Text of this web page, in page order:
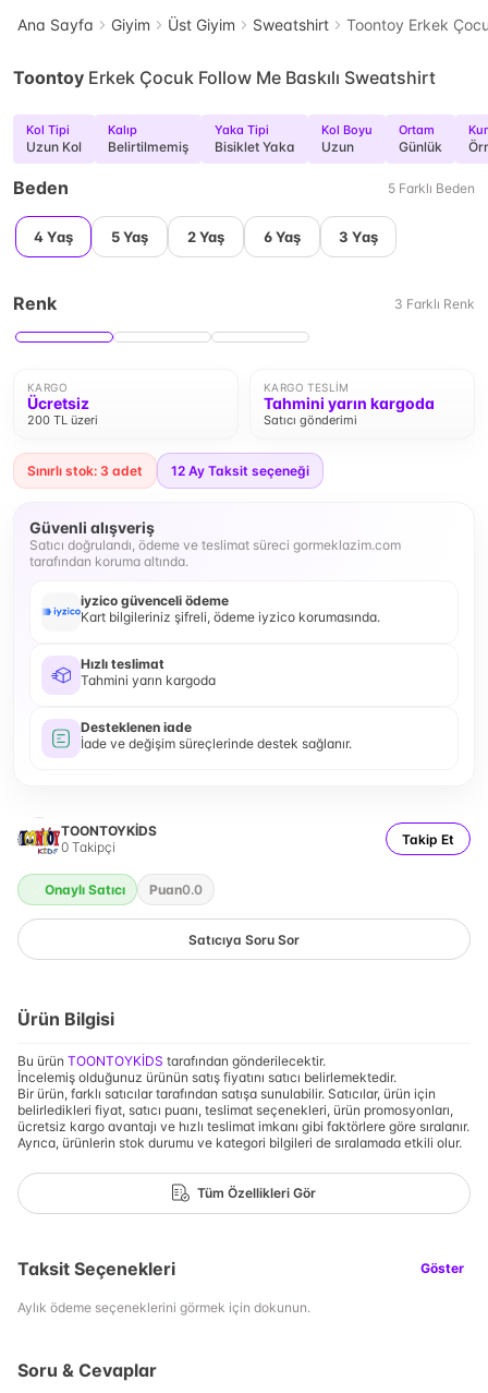
Ana Sayfa Giyim Üst Giyim Sweatshirt Toontoy Erkek
Toontoy Erkek Çocuk Follow Me Baskılı Sweatshirt
Kol Tipi
Uzun Kol
Kalıp
Belirtilmemiş
Yaka Tipi
Bisiklet Yaka
Kol Boyu
Uzun
Ortam
Günlük
Beden 5 Farklı Beden
4 Yaş 5 Yaş 2 Yaş 6 Yaş 3 Yaş
Renk 3 Farklı Renk
KARGO
Ücretsiz
200 TL üzeri
KARGO TESLIM
Tahmini yarın kargoda
Satıcı gönderimi
Sınırlı stok: 3 adet 12 Ay Taksit seçeneği
Güvenli alışveriş
Satıcı doğrulandı, ödeme ve teslimat süreci gormeklazim.com
tarafından koruma altında.
iyzico güvenceli ödeme
Kart bilgileriniz şifreli, ödeme iyzico korumasında.
Hızlı teslimat
Tahmini yarın kargoda
Desteklenen iade
İade ve değişim süreçlerinde destek sağlanır.
TOONTOYKİDS
0 Takipçi Takip Et
Onaylı Satıcı Puan0.0
Satıcıya Soru Sor
Ürün Bilgisi
Bu ürün TOONTOYKİDS tarafından gönderilecektir.
İncelemiş olduğunuz ürünün satış fiyatını satıcı belirlemektedir.
Bir ürün, farklı satıcılar tarafından satışa sunulabilir. Satıcılar, ürün için
belirledikleri fiyat, satıcı puanı, teslimat seçenekleri, ürün promosyonları,
ücretsiz kargo avantajı ve hızlı teslimat imkanı gibi faktörlere göre sıralanır.
Ayrıca, ürünlerin stok durumu ve kategori bilgileri de sıralamada etkili olur.
Tüm Özellikleri Gör
Taksit Seçenekleri Göster
Aylık ödeme seçeneklerini görmek için dokunun.
Soru & Cevaplar